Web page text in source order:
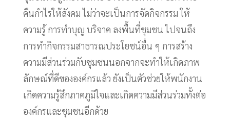
คืนกำไรให้สังคม ไม่ว่าจะเป็นการจัดกิจกรรม ให้
ความรู้ การทำบุญ บริจาค ลงพื้นที่ชุมชน ไปจนถึง
การทำกิจกรรมสาธารณประโยชน์อื่น ๆ การสร้าง
ความมีส่วนร่วมกับชุมชนนอกจากจะทำให้เกิดภาพ
ลักษณ์ที่ดีขององค์กรแล้ว ยังเป็นตัวช่วยให้พนักงาน
เกิดความรู้สึกภาคภูมิใจและเกิดความมีส่วนร่วมทั้งต่อ
องค์กรและชุมชนอีกด้วย